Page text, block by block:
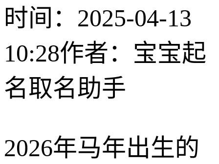
时间：2025-04-13
10:28作者：宝宝起
名取名助手
2026年马年出生的